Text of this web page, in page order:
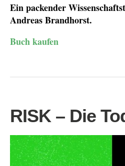
Ein packender
Andreas Brandhorst.
Buch kaufen
RISK – Die